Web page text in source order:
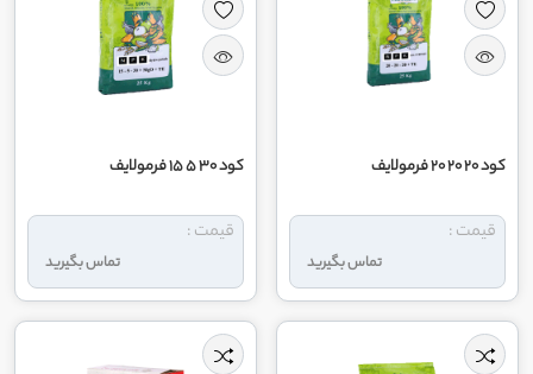
کود 20 20 20 فرمولایف
تماس بگیرید
قیمت :
کود 30 5 15 فرمولایف
تماس بگیرید
قیمت :